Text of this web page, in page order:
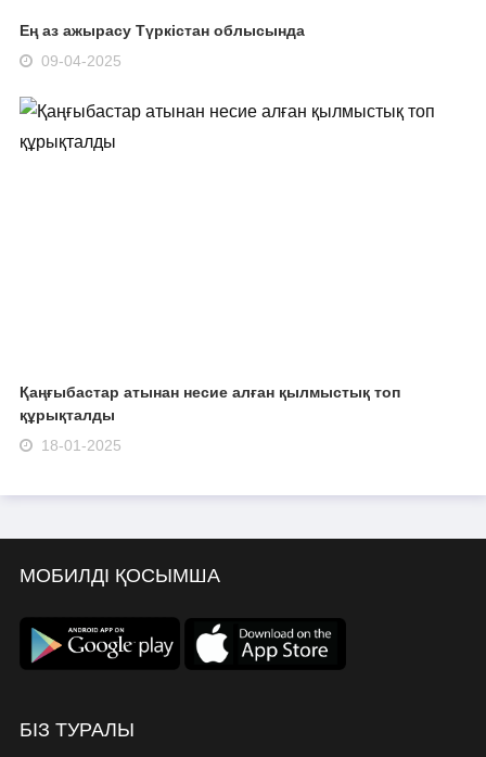
Ең аз ажырасу Түркістан облысында
09-04-2025
Қаңғыбастар атынан несие алған қылмыстық топ
құрықталды
18-01-2025
МОБИЛДІ ҚОСЫМША
БІЗ ТУРАЛЫ